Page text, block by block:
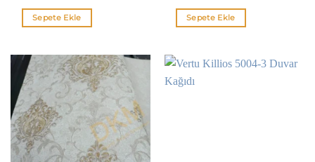
Sepete Ekle Sepete Ekle